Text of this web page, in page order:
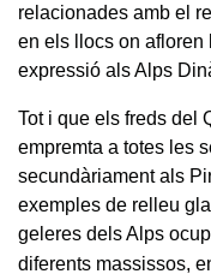
relacionades amb el
en els llocs on afloren
expressió als Alps
Tot i que els freds del
empremta a totes les
secundàriament als
exemples de relleu
geleres dels Alps
diferents massissos,